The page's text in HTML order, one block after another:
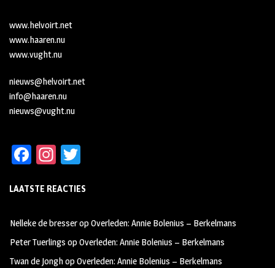
www.helvoirt.net
www.haaren.nu
www.vught.nu
nieuws@helvoirt.net
info@haaren.nu
nieuws@vught.nu
Fa
b
oo
k
In
ag
m
tt
LAATSTE REACTIES
Nelleke de bresseropOverleden: Annie Bolenius – Berkelmans
Peter Tuerlings opOverleden: Annie Bolenius – Berkelmans
Twan de JonghopOverleden: Annie Bolenius – Berkelmans